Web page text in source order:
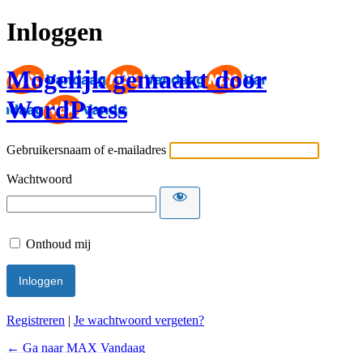
Inloggen
Mogelijk gemaakt door
WordPress
Gebruikersnaam of e-mailadres
Wachtwoord
Onthoud mij
Registreren | Je wachtwoord vergeten?
← Ga naar MAX Vandaag